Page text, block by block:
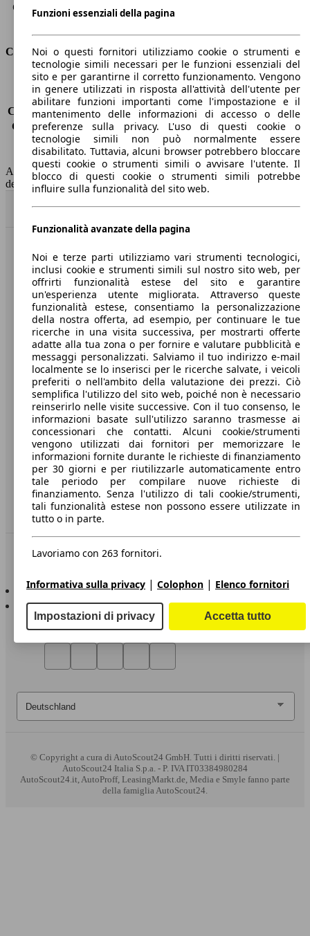
Capacità di traino (con freni)
1600 kg
480 l
Consumi
Emissioni di CO2*
-
Consumo (urbano)
-
Consumo (extra-urbano) -
Consumo (combinato)*
-
Classe di emissione
Euro 6
Capacità del serbatoio
52 l
AutoScout24 non si assume alcuna responsabilità per la correttezza
dei dati.
Torna su
Benvenuti su AutoScout24, il mercato auto europeo.
Società
A proposito di AutoScout24
Stampa
Media
Condizioni generali
Informazioni
Privacy
Dichiarazione di Accessibilità
Servizi
Area rivenditori
Sempre con te
AutoScout24 per iOS
AutoScout24 per Android
© Copyright a cura di AutoScout24 GmbH. Tutti i diritti riservati. |
AutoScout24 Italia S.p.a. - P. IVA IT03384980284
AutoScout24.it, AutoProff, LeasingMarkt.de, Media e Smyle fanno parte
della famiglia AutoScout24.
Funzioni essenziali della pagina
Noi o questi fornitori utilizziamo cookie o strumenti e
tecnologie simili necessari per le funzioni essenziali del
sito e per garantirne il corretto funzionamento. Vengono
in genere utilizzati in risposta all'attività dell'utente per
abilitare funzioni importanti come l'impostazione e il
mantenimento delle informazioni di accesso o delle
preferenze sulla privacy. L'uso di questi cookie o
tecnologie simili non può normalmente essere
disabilitato. Tuttavia, alcuni browser potrebbero bloccare
questi cookie o strumenti simili o avvisare l'utente. Il
blocco di questi cookie o strumenti simili potrebbe
influire sulla funzionalità del sito web.
Funzionalità avanzate della pagina
Noi e terze parti utilizziamo vari strumenti tecnologici,
inclusi cookie e strumenti simili sul nostro sito web, per
offrirti funzionalità estese del sito e garantire
un'esperienza utente migliorata. Attraverso queste
funzionalità estese, consentiamo la personalizzazione
della nostra offerta, ad esempio, per continuare le tue
ricerche in una visita successiva, per mostrarti offerte
adatte alla tua zona o per fornire e valutare pubblicità e
messaggi personalizzati. Salviamo il tuo indirizzo e-mail
localmente se lo inserisci per le ricerche salvate, i veicoli
preferiti o nell'ambito della valutazione dei prezzi. Ciò
semplifica l'utilizzo del sito web, poiché non è necessario
reinserirlo nelle visite successive. Con il tuo consenso, le
informazioni basate sull'utilizzo saranno trasmesse ai
concessionari che contatti. Alcuni cookie/strumenti
vengono utilizzati dai fornitori per memorizzare le
informazioni fornite durante le richieste di finanziamento
per 30 giorni e per riutilizzarle automaticamente entro
tale periodo per compilare nuove richieste di
finanziamento. Senza l'utilizzo di tali cookie/strumenti,
tali funzionalità estese non possono essere utilizzate in
tutto o in parte.
Lavoriamo con 263 fornitori.
Informativa sulla privacy | Colophon | Elenco fornitori
Impostazioni di privacy Accetta tutto